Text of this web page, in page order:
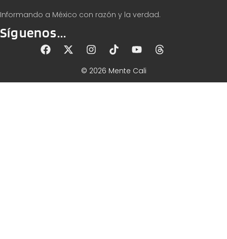
Informando a México con razón y la verdad.
Síguenos...
© 2026 Mente Cali